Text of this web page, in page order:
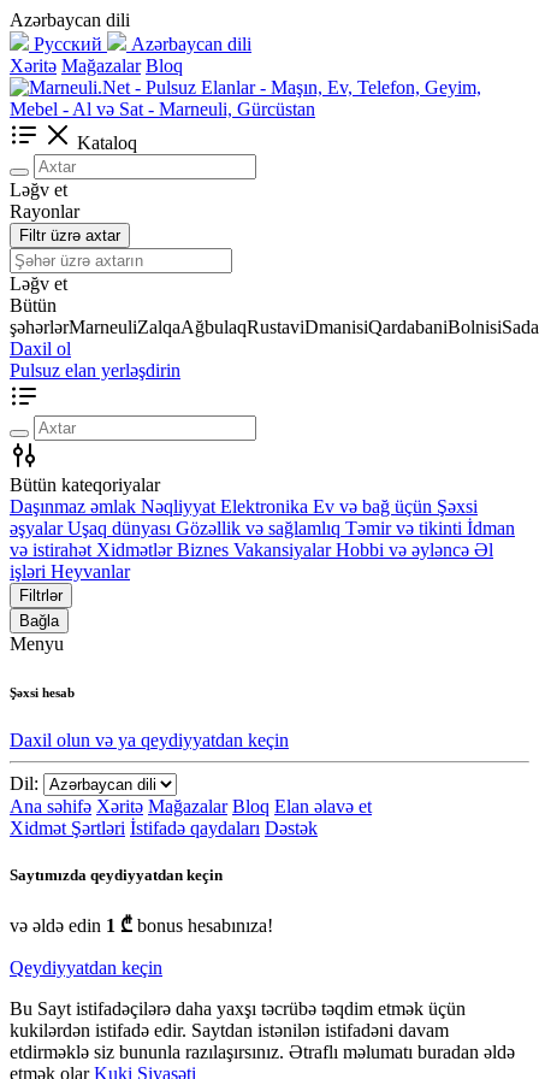
Azərbaycan dili
Русский
Azərbaycan dili
Xəritə Mağazalar Bloq
Kataloq
Ləğv et
Rayonlar
Filtr üzrə axtar
Ləğv et
Bütün
şəhərlərMarneuliZalqaAğbulaqRustaviDmanisiQardabaniBolnisi
Daxil ol
Pulsuz elan yerləşdirin
Bütün kateqoriyalar
Daşınmaz əmlak Nəqliyyat Elektronika Ev və bağ üçün Şəxsi
əşyalar Uşaq dünyası Gözəllik və sağlamlıq Təmir və tikinti İdman
və istirahət Xidmətlər Biznes Vakansiyalar Hobbi və əyləncə Əl
işləri Heyvanlar
Filtrlər
Bağla
Menyu
Şəxsi hesab
Daxil olun və ya qeydiyyatdan keçin
Dil:
Ana səhifə Xəritə Mağazalar Bloq Elan əlavə et
Xidmət Şərtləri İstifadə qaydaları Dəstək
Saytımızda qeydiyyatdan keçin
və əldə edin 1 ₾ bonus hesabınıza!
Qeydiyyatdan keçin
Bu Sayt istifadəçilərə daha yaxşı təcrübə təqdim etmək üçün
kukilərdən istifadə edir. Saytdan istənilən istifadəni davam
etdirməklə siz bununla razılaşırsınız. Ətraflı məlumatı buradan əldə
etmək olarKuki Siyasəti